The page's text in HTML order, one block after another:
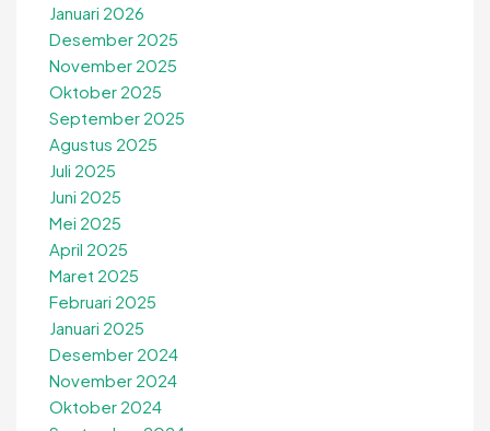
Januari 2026
Desember 2025
November 2025
Oktober 2025
September 2025
Agustus 2025
Juli 2025
Juni 2025
Mei 2025
April 2025
Maret 2025
Februari 2025
Januari 2025
Desember 2024
November 2024
Oktober 2024